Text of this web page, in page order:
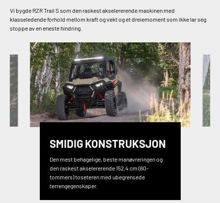
Vi bygde RZR Trail S som den raskest akselererende maskinen med
klasseledende forhold mellom kraft og vekt og et dreiemoment som ikke lar seg
stoppe av en eneste hindring.
SMIDIG KONSTRUKSJON
Den mest behagelige, beste manøvreringen og
den raskest akselererende 152,4 cm (60-
tommers) toseteren med ubegrensede
terrengegenskaper.